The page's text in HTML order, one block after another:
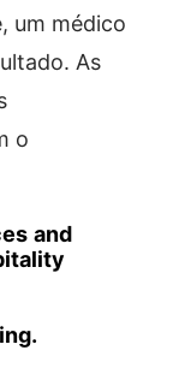
um médico
As
o
and